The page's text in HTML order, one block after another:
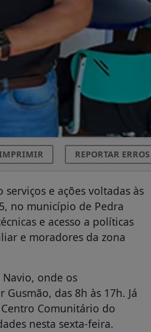
REPORTAR ERROS
e ações voltadas às
no município de Pedra
e acesso a políticas
e moradores da zona
onde os
das 8h às 17h. Já
Comunitário do
nesta sexta-feira.